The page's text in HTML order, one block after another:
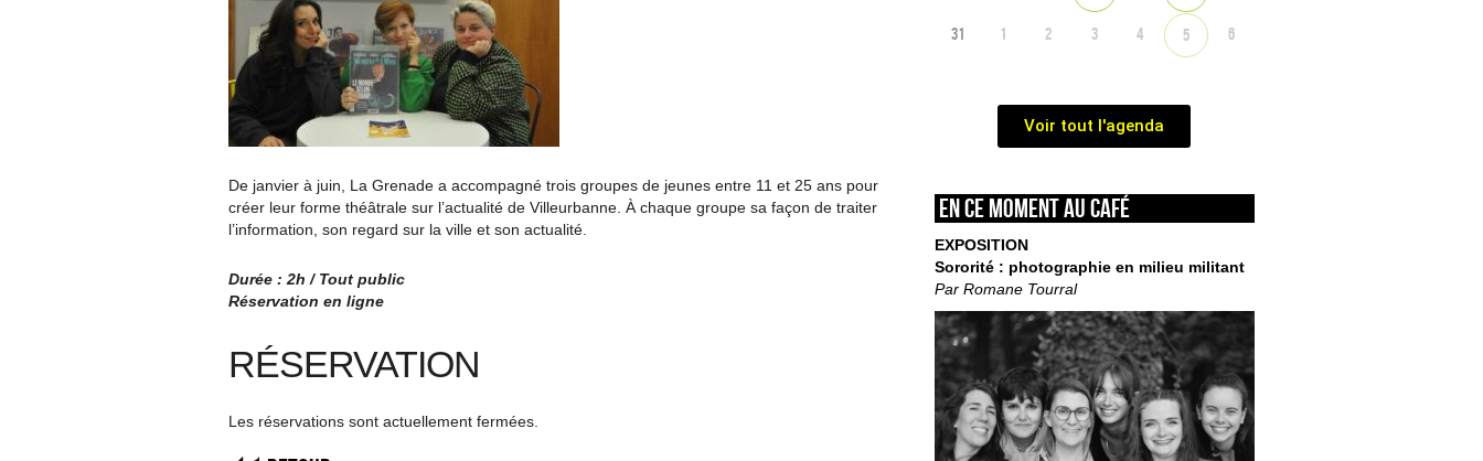
De janvier à juin, La Grenade a accompagné trois groupes de jeunes entre 11 et 25 ans pour
créer leur forme théâtrale sur l’actualité de Villeurbanne. À chaque groupe sa façon de traiter
l’information, son regard sur la ville et son actualité.
Durée : 2h / Tout public
Réservation en ligne
RÉSERVATION
Les réservations sont actuellement fermées.
31 1 2 3 4 5 6
Voir tout l'agenda
En ce moment au café
EXPOSITION
Sororité : photographie en milieu militant
Par Romane Tourral